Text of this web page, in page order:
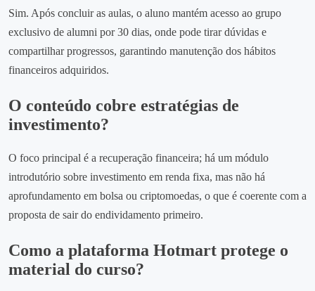
Sim. Após concluir as aulas, o aluno mantém acesso ao grupo
exclusivo de alumni por 30 dias, onde pode tirar dúvidas e
compartilhar progressos, garantindo manutenção dos hábitos
financeiros adquiridos.
O conteúdo cobre estratégias de
investimento?
O foco principal é a recuperação financeira; há um módulo
introdutório sobre investimento em renda fixa, mas não há
aprofundamento em bolsa ou criptomoedas, o que é coerente com a
proposta de sair do endividamento primeiro.
Como a plataforma Hotmart protege o
material do curso?